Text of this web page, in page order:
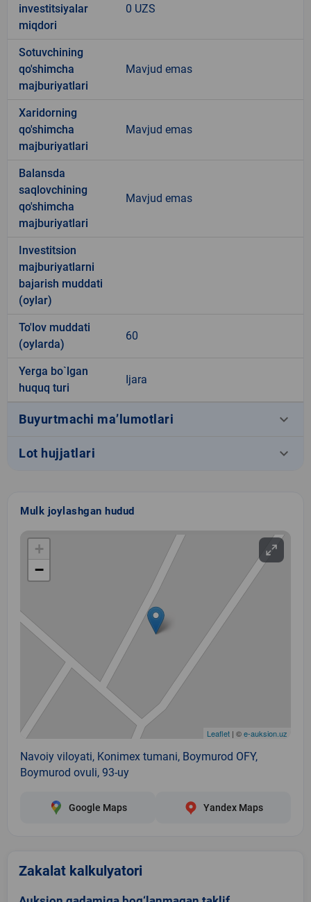
investitsiyalar
miqdori
0 UZS
Sotuvchining
qo'shimcha
majburiyatlari
Mavjud emas
Xaridorning
qo'shimcha
majburiyatlari
Mavjud emas
Balansda
saqlovchining
qo'shimcha
majburiyatlari
Mavjud emas
Investitsion
majburiyatlarni
bajarish muddati
(oylar)
To'lov muddati
(oylarda)
60
Yerga bo`lgan
huquq turi
Ijara
Buyurtmachi ma’lumotlari keyboard_arrow_down
Lot hujjatlari keyboard_arrow_down
Mulk joylashgan hudud
+
−
Leaflet | ©e-auksion.uz
Navoiy viloyati, Konimex tumani, Boymurod OFY,
Boymurod ovuli, 93-uy
Google Maps Yandex Maps
Zakalat kalkulyatori